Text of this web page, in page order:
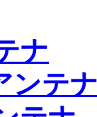
ナ
ンテ